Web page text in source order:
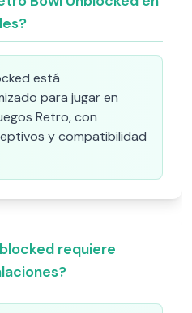
está
para jugar en
Retro, con
y compatibilidad
requiere